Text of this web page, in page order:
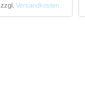
zzgl.Versandkosten